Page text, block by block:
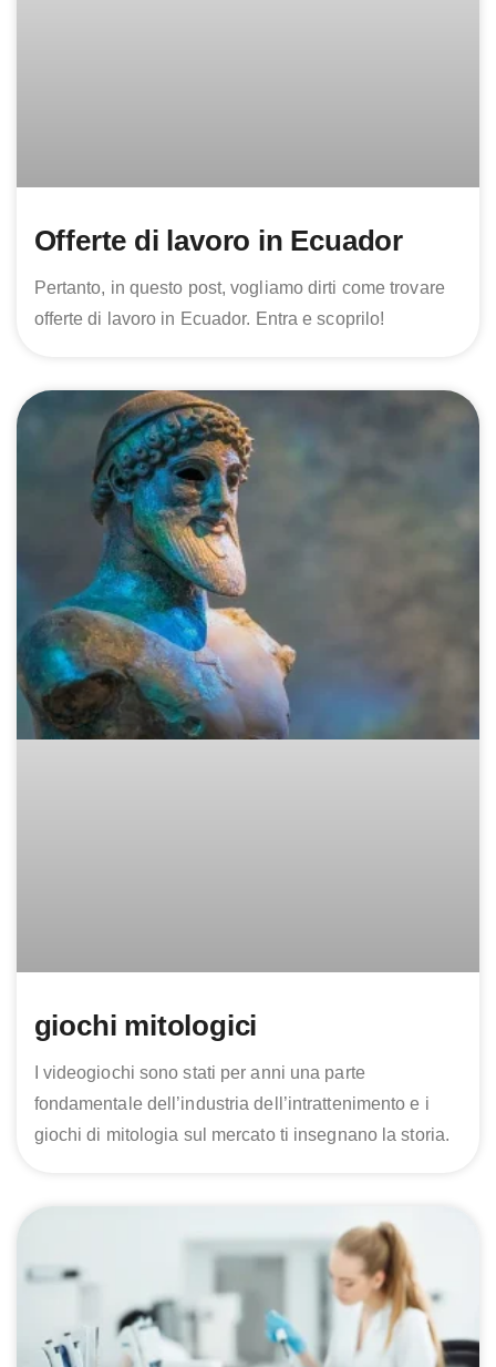
Offerte di lavoro in Ecuador
Pertanto, in questo post, vogliamo dirti come trovare
offerte di lavoro in Ecuador. Entra e scoprilo!
giochi mitologici
I videogiochi sono stati per anni una parte
fondamentale dell’industria dell’intrattenimento e i
giochi di mitologia sul mercato ti insegnano la storia.